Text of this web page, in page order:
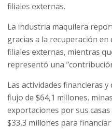
filiales externas.
La industria maquilera
gracias a la recuperación
filiales externas, mientras
representó una
Las actividades financieras
flujo de $64,1 millones,
exportaciones por sus
$33,3 millones para